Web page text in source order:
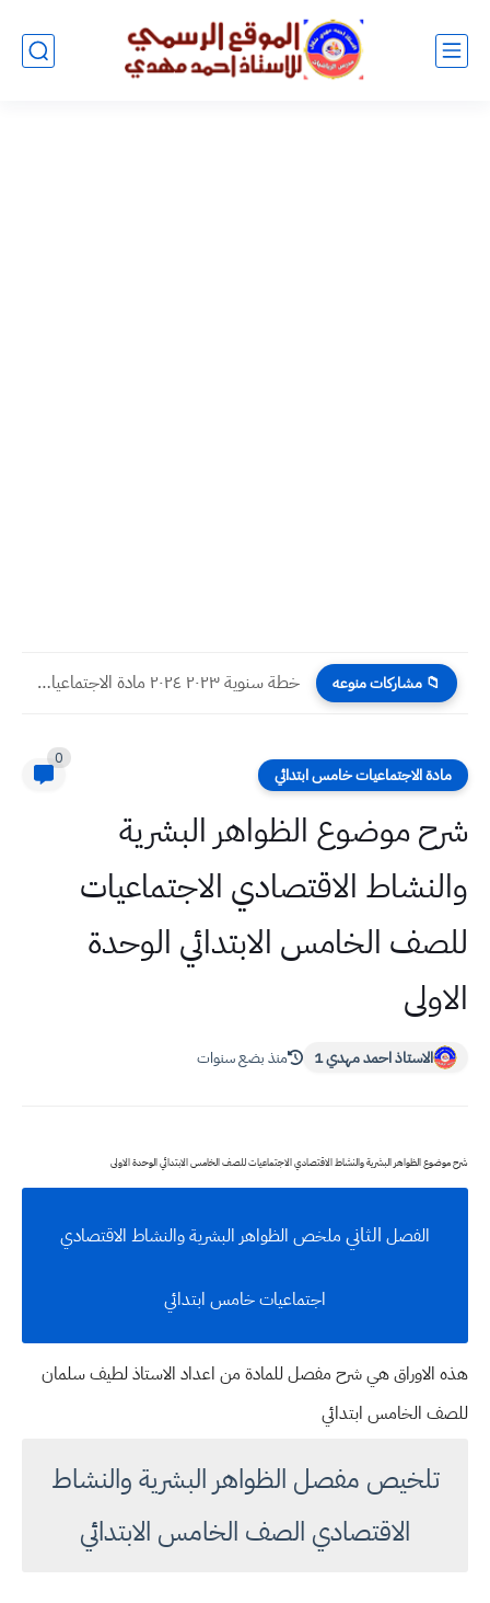
📁 مشاركات منوعه خطة سنوية ٢٠٢٣ ٢٠٢٤ مادة الاجتماعيات للصف الخامس الابتدائي
مادة الاجتماعيات خامس ابتدائي
0
شرح موضوع الظواهر البشرية
والنشاط الاقتصادي الاجتماعيات
للصف الخامس الابتدائي الوحدة
الاولى
الاستاذ احمد مهدي 1 منذ بضع سنوات
شرح موضوع الظواهر البشرية والنشاط الاقتصادي الاجتماعيات للصف الخامس الابتدائي الوحدة الاولى
الفصل الثاني ملخص الظواهر البشرية والنشاط الاقتصادي
اجتماعيات خامس ابتدائي
هذه الاوراق هي شرح مفصل للمادة من اعداد الاستاذ لطيف سلمان
للصف الخامس ابتدائي
تلخيص مفصل الظواهر البشرية والنشاط
الاقتصادي الصف الخامس الابتدائي